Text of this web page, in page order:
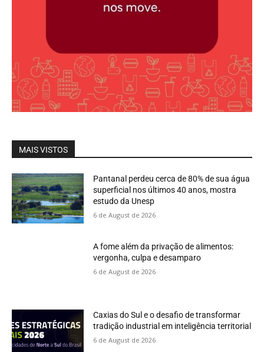
MAIS VISTOS
Pantanal perdeu cerca de 80% de sua água
superficial nos últimos 40 anos, mostra
estudo da Unesp
6 de August de 2026
A fome além da privação de alimentos:
vergonha, culpa e desamparo
6 de August de 2026
Caxias do Sul e o desafio de transformar
tradição industrial em inteligência territorial
6 de August de 2026